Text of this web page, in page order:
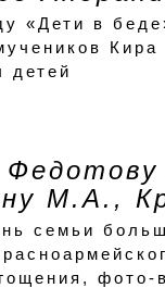
«Дети в
детей
М.А.,
семьи
фото-